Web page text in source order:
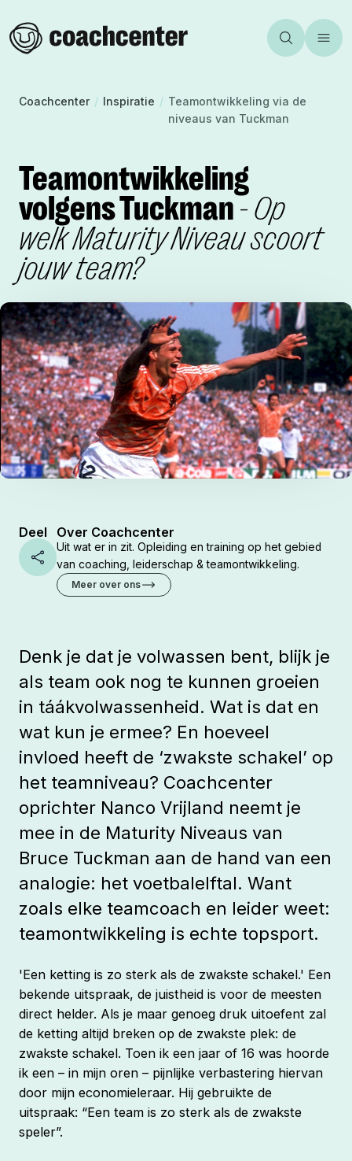
Homepage
Zoeken
Inspiratie Over ons
Webshop
Coachcenter / Inspiratie / Teamontwikkeling via de
niveaus van Tuckman
Teamontwikkeling
volgens Tuckman- Op
welk Maturity Niveau scoort
jouw team?
Deel
Share
Over Coachcenter
Uit wat er in zit. Opleiding en training op het gebied
van coaching, leiderschap & teamontwikkeling.
Meer over ons
Denk je dat je volwassen bent, blijk je
als team ook nog te kunnen groeien
in táákvolwassenheid. Wat is dat en
wat kun je ermee? En hoeveel
invloed heeft de ‘zwakste schakel’ op
het teamniveau? Coachcenter
oprichter Nanco Vrijland neemt je
mee in de Maturity Niveaus van
Bruce Tuckman aan de hand van een
analogie: het voetbalelftal. Want
zoals elke teamcoach en leider weet:
teamontwikkeling is echte topsport.
'Een ketting is zo sterk als de zwakste schakel.' Een
bekende uitspraak, de juistheid is voor de meesten
direct helder. Als je maar genoeg druk uitoefent zal
de ketting altijd breken op de zwakste plek: de
zwakste schakel. Toen ik een jaar of 16 was hoorde
ik een – in mijn oren – pijnlijke verbastering hiervan
door mijn economieleraar. Hij gebruikte de
uitspraak: “Een team is zo sterk als de zwakste
speler”.